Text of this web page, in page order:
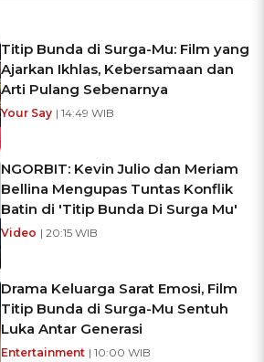
Titip Bunda di Surga-Mu: Film yang
Ajarkan Ikhlas, Kebersamaan dan
Arti Pulang Sebenarnya
Your Say | 14:49 WIB
NGORBIT: Kevin Julio dan Meriam
Bellina Mengupas Tuntas Konflik
Batin di 'Titip Bunda Di Surga Mu'
Video | 20:15 WIB
Drama Keluarga Sarat Emosi, Film
Titip Bunda di Surga-Mu Sentuh
Luka Antar Generasi
Entertainment | 10:00 WIB